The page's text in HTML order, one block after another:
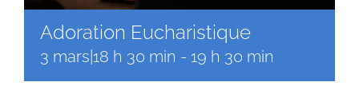
Adoration Eucharistique
3 mars|18 h 30 min - 19 h 30 min